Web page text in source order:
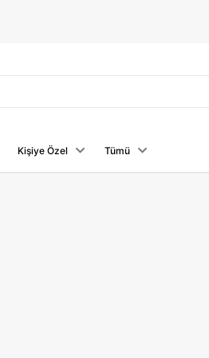
Kişiye Özel Tümü